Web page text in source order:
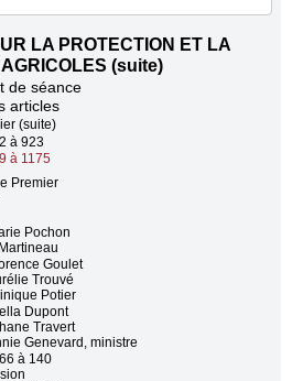
LA PROTECTION ET LA
(suite)
de séance
articles
(suite)
à 923
à 1175
Premier
Pochon
Goulet
Trouvé
Potier
Dupont
Travert
Genevard, ministre
à 140